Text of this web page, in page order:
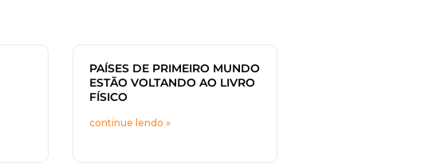
PAÍSES DE PRIMEIRO MUNDO
ESTÃO VOLTANDO AO LIVRO
FÍSICO
continue lendo »